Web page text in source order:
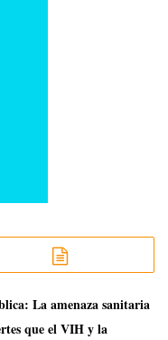
La amenaza sanitaria
que el VIH y la